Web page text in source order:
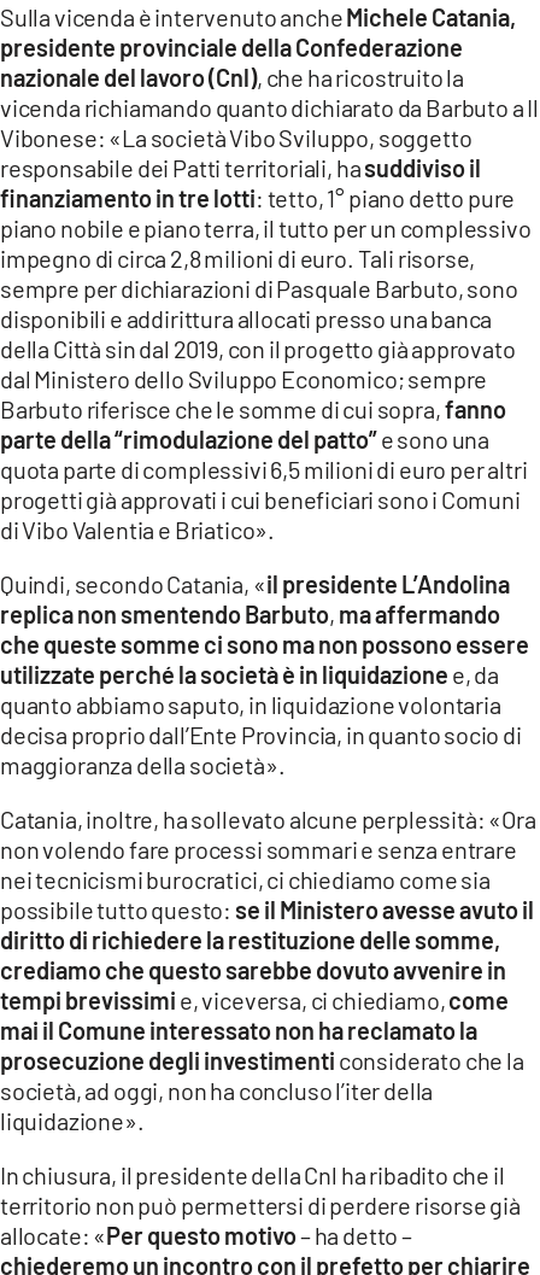
App
ANDROID
APPLE
Sulla vicenda è intervenuto ancheMichele Catania,
presidente provinciale della Confederazione
nazionale del lavoro (Cnl), che ha ricostruito la
vicenda richiamando quanto dichiarato da Barbuto a Il
Vibonese: «La società Vibo Sviluppo, soggetto
responsabile dei Patti territoriali, hasuddiviso il
finanziamento in tre lotti: tetto, 1° piano detto pure
piano nobile e piano terra, il tutto per un complessivo
impegno di circa 2,8 milioni di euro. Tali risorse,
sempre per dichiarazioni di Pasquale Barbuto, sono
disponibili e addirittura allocati presso una banca
della Città sin dal 2019, con il progetto già approvato
dal Ministero dello Sviluppo Economico; sempre
Barbuto riferisce che le somme di cui sopra,fanno
parte della “rimodulazione del patto”e sono una
quota parte di complessivi 6,5 milioni di euro per altri
progetti già approvati i cui beneficiari sono i Comuni
di Vibo Valentia e Briatico».
Quindi, secondo Catania, «il presidente L’Andolina
replica non smentendo Barbuto, ma affermando
che queste somme ci sono ma non possono essere
utilizzate perché la società è in liquidazione e, da
quanto abbiamo saputo, in liquidazione volontaria
decisa proprio dall’Ente Provincia, in quanto socio di
maggioranza della società».
Catania, inoltre, ha sollevato alcune perplessità: «Ora
non volendo fare processi sommari e senza entrare
nei tecnicismi burocratici, ci chiediamo come sia
possibile tutto questo: se il Ministero avesse avuto il
diritto di richiedere la restituzione delle somme,
crediamo che questo sarebbe dovuto avvenire in
tempi brevissimi e, viceversa, ci chiediamo,come
mai il Comune interessato non ha reclamato la
prosecuzione degli investimenti considerato che la
società, ad oggi, non ha concluso l’iter della
liquidazione».
In chiusura, il presidente della Cnl ha ribadito che il
territorio non può permettersi di perdere risorse già
allocate: «Per questo motivo– ha detto –
chiederemo un incontro con il prefetto per chiarire